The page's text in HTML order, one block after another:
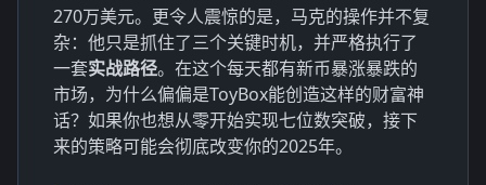
270万美元。更令人震惊的是，马克的操作并不复
杂：他只是抓住了三个关键时机，并严格执行了
一套实战路径。在这个每天都有新币暴涨暴跌的
市场，为什么偏偏是ToyBox能创造这样的财富神
话？如果你也想从零开始实现七位数突破，接下
来的策略可能会彻底改变你的2025年。